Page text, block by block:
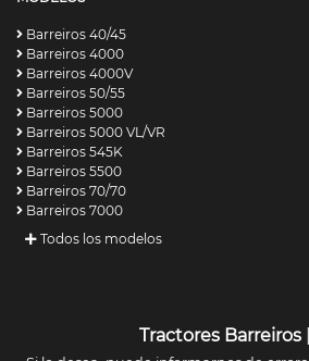
Barreiros 40/45
Barreiros 4000
Barreiros 4000V
Barreiros 50/55
Barreiros 5000
Barreiros 5000 VL/VR
Barreiros 545K
Barreiros 5500
Barreiros 70/70
Barreiros 7000
Todos los modelos
Tractores Barreiros